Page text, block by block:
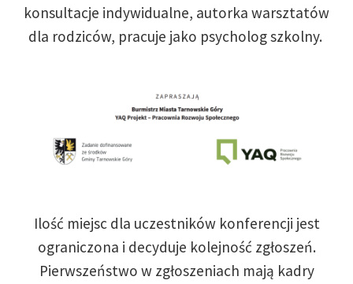
konsultacje indywidualne, autorka warsztatów
dla rodziców, pracuje jako psycholog szkolny.
Ilość miejsc dla uczestników konferencji jest
ograniczona i decyduje kolejność zgłoszeń.
Pierwszeństwo w zgłoszeniach mają kadry